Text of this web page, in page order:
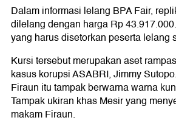
Dalam informasi lelang BPA Fair,
dilelang dengan harga Rp
yang harus disetorkan peserta lelang
Kursi tersebut merupakan aset
kasus korupsi ASABRI, Jimmy
Firaun itu tampak berwarna warna
Tampak ukiran khas Mesir yang
makam Firaun.